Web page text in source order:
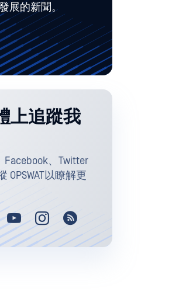
展的新聞。
上追蹤我
、Twitter
OPSWAT以瞭解更